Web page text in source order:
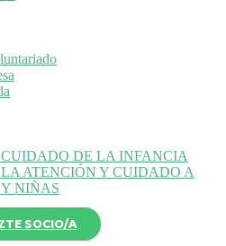
DE LA INFANCIA
ATENCIÓN Y CUIDADO A
NIÑAS
SOCIO/A